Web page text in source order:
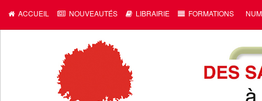
ACCUEIL NOUVEAUTÉS LIBRAIRIE FORMATIONS